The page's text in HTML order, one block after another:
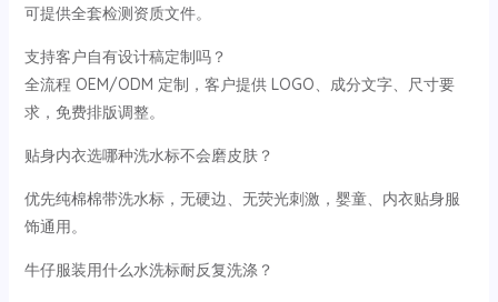
可提供全套检测资质文件。
支持客户自有设计稿定制吗？
全流程 OEM/ODM 定制，客户提供 LOGO、成分文字、尺寸要
求，免费排版调整。
贴身内衣选哪种洗水标不会磨皮肤？
优先纯棉棉带洗水标，无硬边、无荧光刺激，婴童、内衣贴身服
饰通用。
牛仔服装用什么水洗标耐反复洗涤？